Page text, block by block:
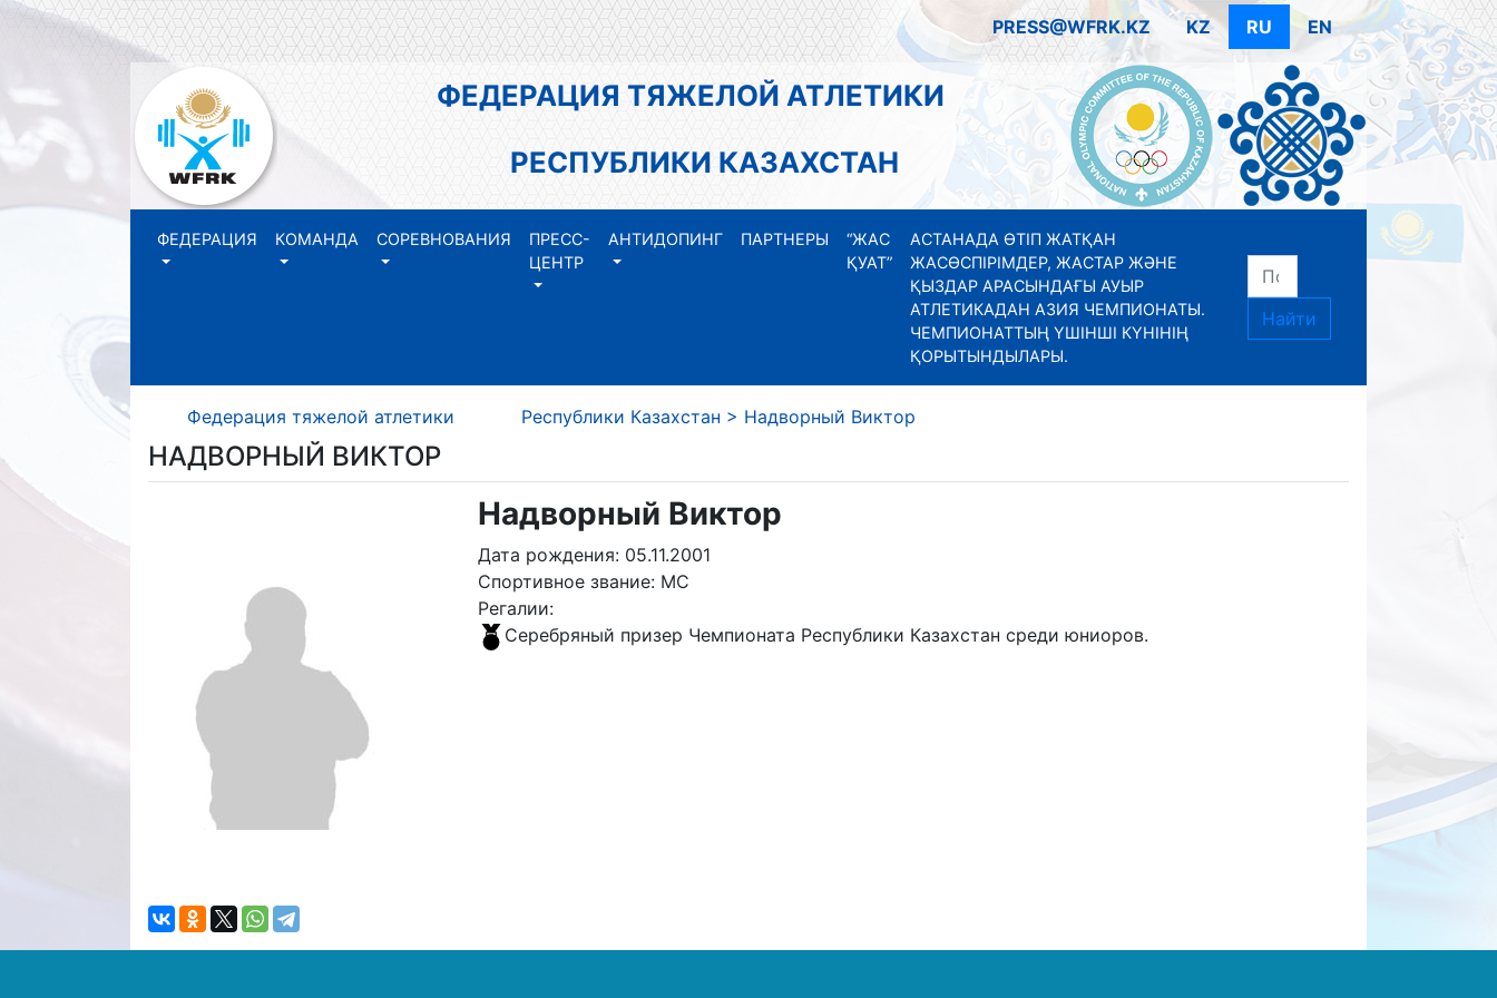
PRESS@WFRK.KZ KZ RU EN
ФЕДЕРАЦИЯ ТЯЖЕЛОЙ АТЛЕТИКИ
РЕСПУБЛИКИ КАЗАХСТАН
ФЕДЕРАЦИЯ КОМАНДА СОРЕВНОВАНИЯ
ПРЕСС-
ЦЕНТР
АНТИДОПИНГ ПАРТНЕРЫ
“ЖАС
ҚУАТ”
АСТАНАДА ӨТІП ЖАТҚАН
ЖАСӨСПІРІМДЕР, ЖАСТАР ЖӘНЕ
ҚЫЗДАР АРАСЫНДАҒЫ АУЫР
АТЛЕТИКАДАН АЗИЯ ЧЕМПИОНАТЫ.
ЧЕМПИОНАТТЫҢ ҮШІНШІ КҮНІНІҢ
ҚОРЫТЫНДЫЛАРЫ.
Найти
Федерация тяжелой атлетики Республики Казахстан > Надворный Виктор
НАДВОРНЫЙ ВИКТОР
Надворный Виктор
Дата рождения: 05.11.2001
Спортивное звание: МС
Регалии:
Серебряный призер Чемпионата Республики Казахстан среди юниоров.